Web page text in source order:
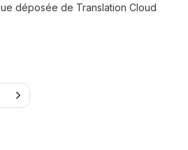
déposée de Translation Cloud